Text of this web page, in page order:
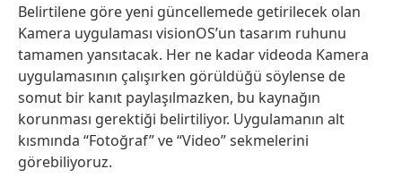
Belirtilene göre yeni güncellemede getirilecek olan
Kamera uygulaması visionOS’un tasarım ruhunu
tamamen yansıtacak. Her ne kadar videoda Kamera
uygulamasının çalışırken görüldüğü söylense de
somut bir kanıt paylaşılmazken, bu kaynağın
korunması gerektiği belirtiliyor. Uygulamanın alt
kısmında “Fotoğraf” ve “Video” sekmelerini
görebiliyoruz.